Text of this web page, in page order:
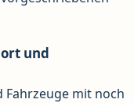
und
mit noch